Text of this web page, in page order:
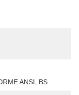
ANSI, BS